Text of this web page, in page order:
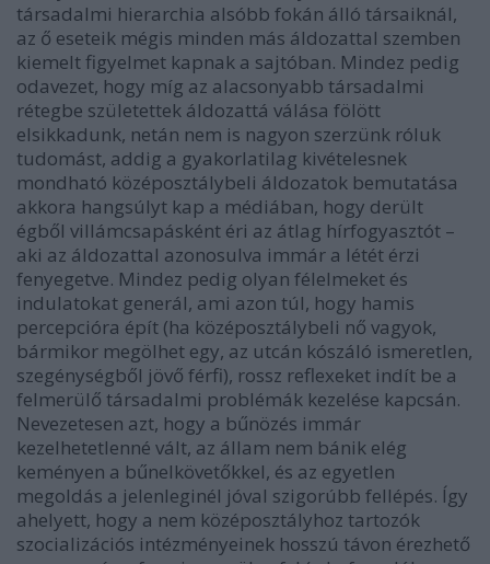
társadalmi hierarchia alsóbb fokán álló társaiknál,
az ő eseteik mégis minden más áldozattal szemben
kiemelt figyelmet kapnak a sajtóban. Mindez pedig
odavezet, hogy míg az alacsonyabb társadalmi
rétegbe születettek áldozattá válása fölött
elsikkadunk, netán nem is nagyon szerzünk róluk
tudomást, addig a gyakorlatilag kivételesnek
mondható középosztálybeli áldozatok bemutatása
akkora hangsúlyt kap a médiában, hogy derült
égből villámcsapásként éri az átlag hírfogyasztót –
aki az áldozattal azonosulva immár a létét érzi
fenyegetve. Mindez pedig olyan félelmeket és
indulatokat generál, ami azon túl, hogy hamis
percepcióra épít (ha középosztálybeli nő vagyok,
bármikor megölhet egy, az utcán kószáló ismeretlen,
szegénységből jövő férfi), rossz reflexeket indít be a
felmerülő társadalmi problémák kezelése kapcsán.
Nevezetesen azt, hogy a bűnözés immár
kezelhetetlenné vált, az állam nem bánik elég
keményen a bűnelkövetőkkel, és az egyetlen
megoldás a jelenleginél jóval szigorúbb fellépés. Így
ahelyett, hogy a nem középosztályhoz tartozók
szocializációs intézményeinek hosszú távon érezhető